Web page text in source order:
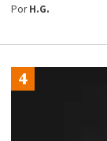
PorH.G.